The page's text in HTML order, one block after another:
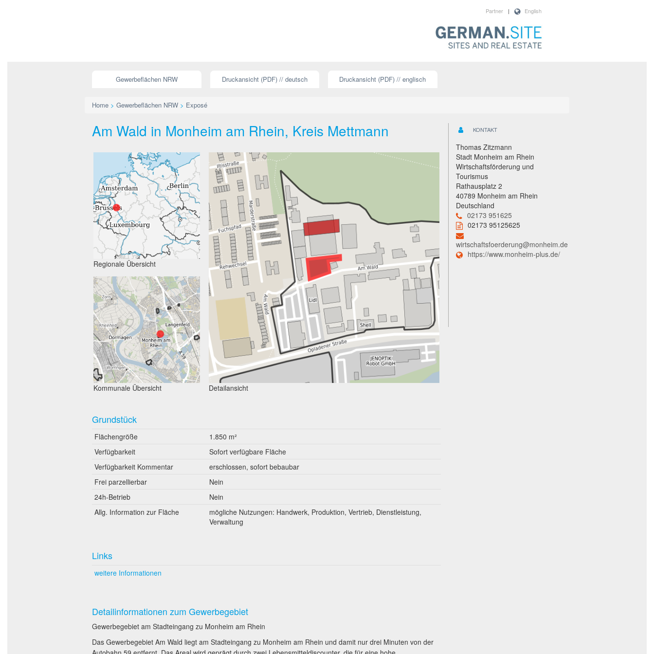
English
|
Partner
Gewerbeflächen NRW Druckansicht (PDF) // deutsch Druckansicht (PDF) // englisch
Home > Gewerbeflächen NRW > Exposé
Am Wald in Monheim am Rhein, Kreis Mettmann
Regionale Übersicht
Kommunale Übersicht Detailansicht
Grundstück
Flächengröße
1.850 m²
Verfügbarkeit
Sofort verfügbare Fläche
Verfügbarkeit Kommentar
erschlossen, sofort bebaubar
Frei parzellierbar
Nein
24h-Betrieb
Nein
Allg. Information zur Fläche
mögliche Nutzungen: Handwerk, Produktion, Vertrieb, Dienstleistung,
Verwaltung
Links
weitere Informationen
Detailinformationen zum Gewerbegebiet
Gewerbegebiet am Stadteingang zu Monheim am Rhein
Das Gewerbegebiet Am Wald liegt am Stadteingang zu Monheim am Rhein und damit nur drei Minuten von der
KONTAKT
Thomas Zitzmann
Stadt Monheim am Rhein
Wirtschaftsförderung und
Tourismus
Rathausplatz 2
40789 Monheim am Rhein
Deutschland
02173 951625
02173 95125625
wirtschaftsfoerderung@monheim.de
https://www.monheim-plus.de/